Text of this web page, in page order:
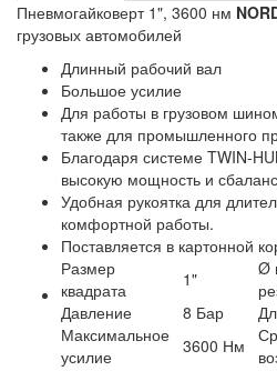
Пневмогайковерт 1", 3600 нм
грузовых автомобилей
Длинный рабочий вал
Большое усилие
Для работы в грузовом
также для промышленного
Благодаря системе TWIN-
высокую мощность и
Удобная рукоятка для
комфортной работы.
Поставляется в картонной
Размер
квадрата
1"
Ø
Давление
8 Бар
Максимальное
усилие
3600 Нм